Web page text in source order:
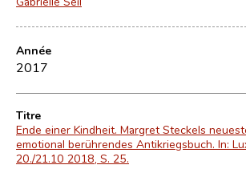
Année
2017
Titre
Ende einer Kindheit. Margret Steckels
emotional berührendes Antikriegsbuch. In:
20./21.10 2018, S. 25.